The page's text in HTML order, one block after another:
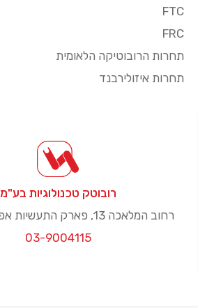
FTC
FRC
תחרות הרובוטיקה הלאומית
תחרות איזולירבנד
רובוטק טכנולוגיות בע"מ
רחוב המלאכה 13, פארק התעשיות אפק ראש העין.
03-9004115